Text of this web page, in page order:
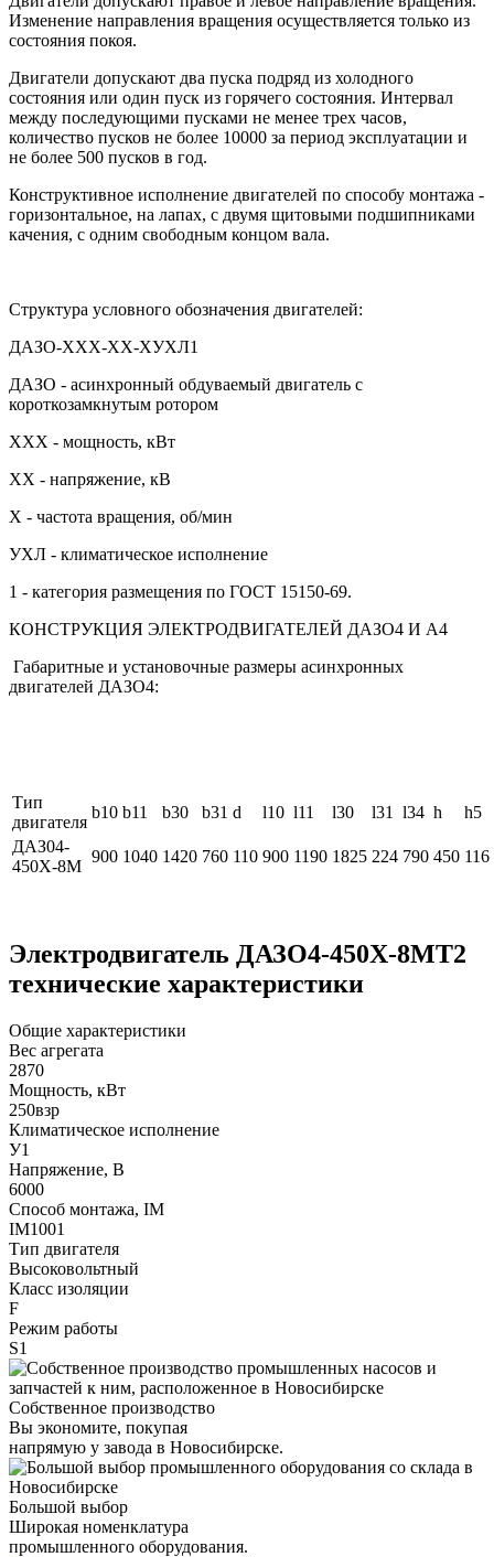
Изменение направления вращения осуществляется только из
состояния покоя.
Двигатели допускают два пуска подряд из холодного
состояния или один пуск из горячего состояния. Интервал
между последующими пусками не менее трех часов,
количество пусков не более 10000 за период эксплуатации и
не более 500 пусков в год.
Конструктивное исполнение двигателей по способу монтажа -
горизонтальное, на лапах, с двумя щитовыми подшипниками
качения, с одним свободным концом вала.
Структура условного обозначения двигателей:
ДАЗО-ХХХ-ХХ-ХУХЛ1
ДАЗО - асинхронный обдуваемый двигатель с
короткозамкнутым ротором
XXX - мощность, кВт
XX - напряжение, кВ
Х - частота вращения, об/мин
УХЛ - климатическое исполнение
1 - категория размещения по ГОСТ 15150-69.
КОНСТРУКЦИЯ ЭЛЕКТРОДВИГАТЕЛЕЙ ДАЗО4 И А4
Габаритные и установочные размеры асинхронных
двигателей ДАЗО4:
Тип
двигателя
b10 b11 b30 b31 d l10 l11 l30 l31 l34 h
h5
ДАЗ04-
450Х-8М
900 1040 1420 760 110 900 1190 1825 224 790 450 116
Электродвигатель ДАЗО4-450Х-8МТ2
технические характеристики
Общие характеристики
Вес агрегата
2870
Мощность, кВт
250взр
Климатическое исполнение
У1
Напряжение, В
6000
Способ монтажа, IM
IM1001
Тип двигателя
Высоковольтный
Класс изоляции
F
Режим работы
S1
Собственное производство
Вы экономите, покупая
напрямую у завода в Новосибирске.
Большой выбор
Широкая номенклатура
промышленного оборудования.